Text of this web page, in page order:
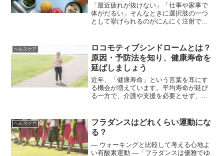
「最近疲れが抜けない」「仕事や家事で
体がだるい」そんなときに選択肢の一つ
として挙げられるのがにんにく注射で
を注射するわけではありません。この記
事では、にんにく注射の効果...
ヘルスケア
ロコモティブシンドロームとは？
原因・予防法を知り、健康寿命を
延ばしましょう
近年、「健康寿命」という言葉を耳にす
る機会が増えています。平均寿命が延び
る一方で、介護や支援を必要とせず、自
健康寿命に深く関係しているのが「ロコ
モティブシンドローム（ロ...
ヘルスケア
フラダンスはどれくらい運動にな
る？
― ウォーキングと比較して考える心地よ
い有酸素運動 ―「フラダンスは優雅でゆ